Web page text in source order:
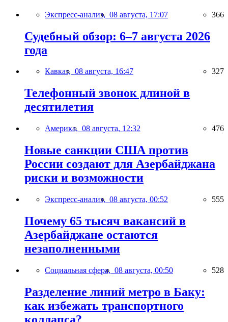
Экспресс-анализ, 08 августа, 17:07 366
Судебный обзор: 6–7 августа 2026
года
Кавказ, 08 августа, 16:47 327
Телефонный звонок длиной в
десятилетия
Америка, 08 августа, 12:32 476
Новые санкции США против
России создают для Азербайджана
риски и возможности
Экспресс-анализ, 08 августа, 00:52 555
Почему 65 тысяч вакансий в
Азербайджане остаются
незаполненными
Социальная сфера, 08 августа, 00:50 528
Разделение линий метро в Баку:
как избежать транспортного
коллапса?